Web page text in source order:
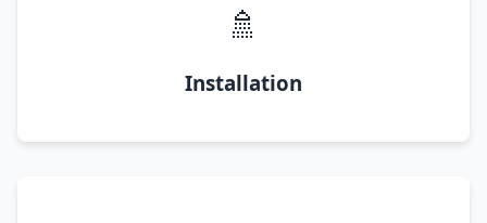
🚿
Installation